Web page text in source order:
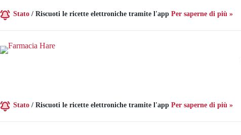
al
contenuto
Stato / Riscuoti le ricette elettroniche tramite l'app Per saperne di più »
Stato / Riscuoti le ricette elettroniche tramite l'app Per saperne di più »